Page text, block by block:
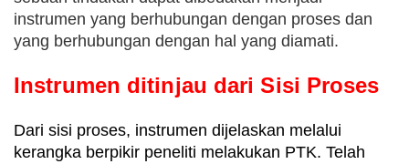
instrumen yang berhubungan dengan proses dan
yang berhubungan dengan hal yang diamati.
Instrumen ditinjau dari Sisi Proses
Dari sisi proses, instrumen dijelaskan melalui
kerangka berpikir peneliti melakukan PTK. Telah